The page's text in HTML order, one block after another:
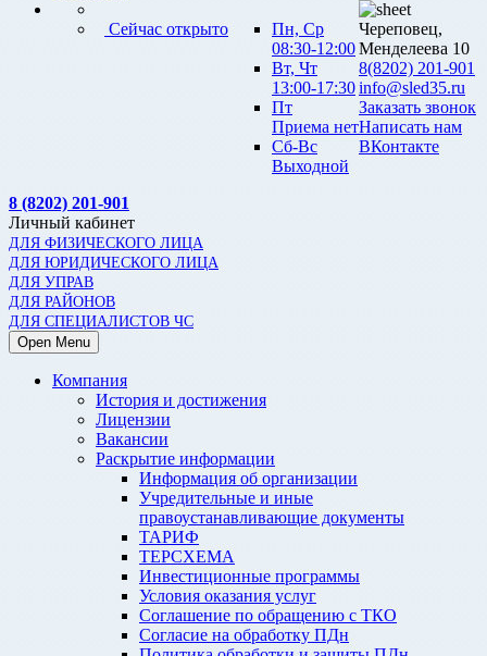
Сейчас открыто
Пн, Ср
08:30-12:00
Вт, Чт
13:00-17:30
Пт
Приема нет
Сб-Вс
Выходной
Череповец,
Менделеева 10
8(8202) 201-901
info@sled35.ru
Заказать звонок
Написать нам
ВКонтакте
8 (8202) 201-901
Личный кабинет
ДЛЯ ФИЗИЧЕСКОГО ЛИЦА
ДЛЯ ЮРИДИЧЕСКОГО ЛИЦА
ДЛЯ УПРАВ
ДЛЯ РАЙОНОВ
ДЛЯ СПЕЦИАЛИСТОВ ЧС
Open Menu
Компания
История и достижения
Лицензии
Вакансии
Раскрытие информации
Информация об организации
Учредительные и иные
правоустанавливающие документы
ТАРИФ
ТЕРСХЕМА
Инвестиционные программы
Условия оказания услуг
Соглашение по обращению с ТКО
Согласие на обработку ПДн